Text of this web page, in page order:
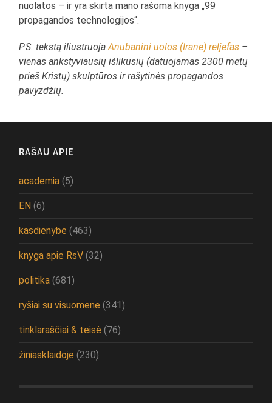
nuolatos – ir yra skirta mano rašoma knyga „99
propagandos technologijos“.
P.S. tekstą iliustruojaAnubanini uolos (Irane) reljefas –
vienas ankstyviausių išlikusių (datuojamas 2300 metų
prieš Kristų) skulptūros ir rašytinės propagandos
pavyzdžių.
RAŠAU APIE
academia (5)
EN (6)
kasdienybė (463)
knyga apie RsV (32)
politika (681)
ryšiai su visuomene (341)
tinklaraščiai & teisė (76)
žiniasklaidoje (230)